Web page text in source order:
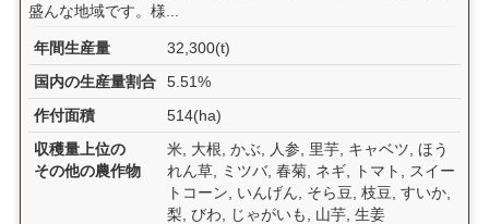
盛んな地域です。様...
年間生産量
32,300(t)
国内の生産量割合
5.51%
作付面積
514(ha)
収穫量上位の
その他の農作物
米, 大根, かぶ, 人参, 里芋, キャベツ, ほう
れん草, ミツバ, 春菊, ネギ, トマト, スイー
トコーン, いんげん, そら豆, 枝豆, すいか,
梨, びわ, じゃがいも, 山芋, 生姜